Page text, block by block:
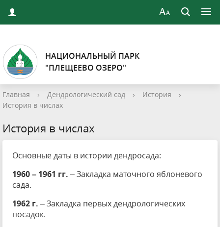
НАЦИОНАЛЬНЫЙ ПАРК
"ПЛЕЩЕЕВО ОЗЕРО"
Главная › Дендрологический сад › История
›
История в числах
История в числах
Основные даты в истории дендросада:
1960 – 1961 гг. – Закладка маточного яблоневого
сада.
1962 г. – Закладка первых дендрологических
посадок.